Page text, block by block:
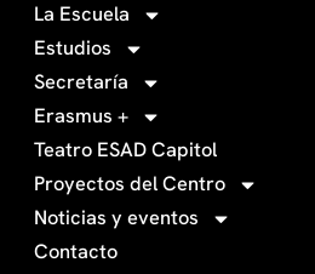
f
a
c
La Escuela
Estudios
Secretaría
Erasmus +
Teatro ESAD Capitol
Proyectos del Centro
Noticias y eventos
Contacto